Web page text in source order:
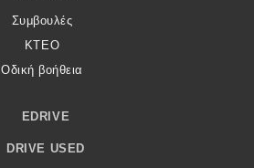
Συμβουλές
ΚΤΕΟ
Οδική βοήθεια
EDRIVE
DRIVE USED